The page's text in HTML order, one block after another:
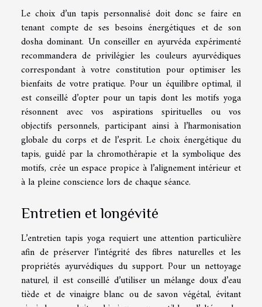
Le choix d’un tapis personnalisé doit donc se faire en
tenant compte de ses besoins énergétiques et de son
dosha dominant. Un conseiller en ayurvéda expérimenté
recommandera de privilégier les couleurs ayurvédiques
correspondant à votre constitution pour optimiser les
bienfaits de votre pratique. Pour un équilibre optimal, il
est conseillé d’opter pour un tapis dont les motifs yoga
résonnent avec vos aspirations spirituelles ou vos
objectifs personnels, participant ainsi à l’harmonisation
globale du corps et de l’esprit. Le choix énergétique du
tapis, guidé par la chromothérapie et la symbolique des
motifs, crée un espace propice à l’alignement intérieur et
à la pleine conscience lors de chaque séance.
Entretien et longévité
L’entretien tapis yoga requiert une attention particulière
afin de préserver l’intégrité des fibres naturelles et les
propriétés ayurvédiques du support. Pour un nettoyage
naturel, il est conseillé d’utiliser un mélange doux d’eau
tiède et de vinaigre blanc ou de savon végétal, évitant